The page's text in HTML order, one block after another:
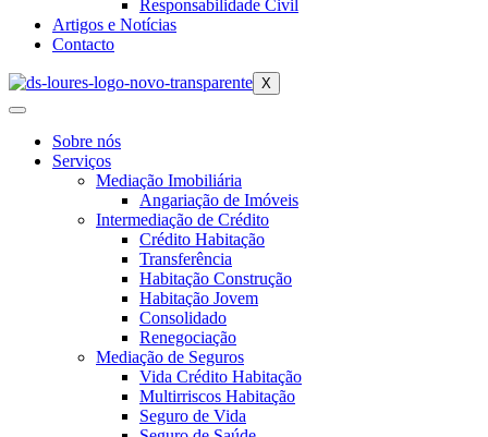
Responsabilidade Civil
Artigos e Notícias
Contacto
X
Sobre nós
Serviços
Mediação Imobiliária
Angariação de Imóveis
Intermediação de Crédito
Crédito Habitação
Transferência
Habitação Construção
Habitação Jovem
Consolidado
Renegociação
Mediação de Seguros
Vida Crédito Habitação
Multirriscos Habitação
Seguro de Vida